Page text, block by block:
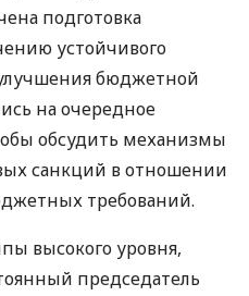
подготовка
устойчивого
бюджетной
на очередное
обсудить механизмы
санкций в отношении
требований.
высокого уровня,
председатель